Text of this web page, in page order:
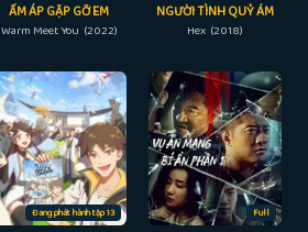
ẤM ÁP GẶP GỠ EM
Warm Meet You (2022)
NGƯỜI TÌNH QUỶ ÁM
Hex (2018)
Đang phát hành tập 13 Full